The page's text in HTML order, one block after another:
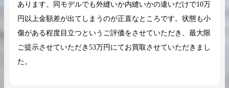
あります。同モデルでも外縫いか内縫いかの違いだけで10万
円以上金額差が出てしまうのが正直なところです。状態も小
傷がある程度目立つというご評価をさせていただき、最大限
ご提示させていただき53万円にてお買取させていただきまし
た。